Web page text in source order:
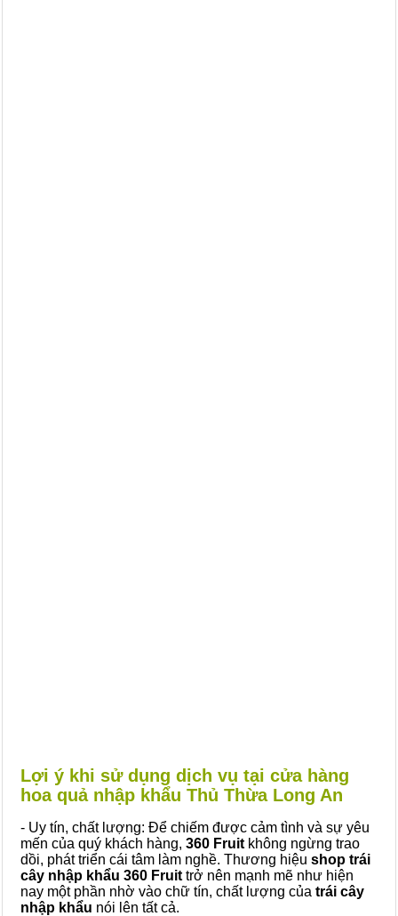
Lợi ý khi sử dụng dịch vụ tại cửa hàng
hoa quả nhập khẩu Thủ Thừa Long An
- Uy tín, chất lượng: Để chiếm được cảm tình và sự yêu
mến của quý khách hàng, 360 Fruit không ngừng trao
dồi, phát triển cái tâm làm nghề. Thương hiệu shop trái
cây nhập khẩu 360 Fruit trở nên mạnh mẽ như hiện
nay một phần nhờ vào chữ tín, chất lượng của trái cây
nhập khẩu nói lên tất cả.